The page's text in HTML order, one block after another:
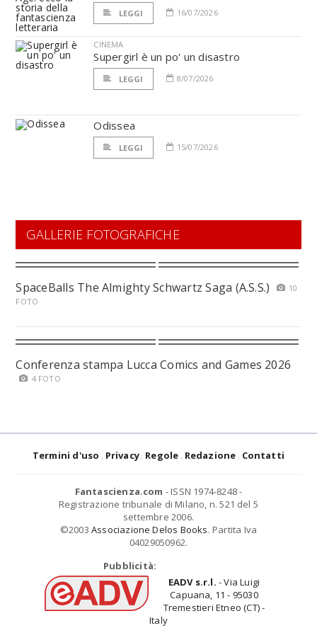
LEGGI 16/07/2026
CINEMA
Supergirl è un po' un disastro
LEGGI 8/07/2026
Odissea
LEGGI 15/07/2026
GALLERIE FOTOGRAFICHE
SpaceBalls The Almighty Schwartz Saga (A.S.S.)
10
FOTO
Conferenza stampa Lucca Comics and Games 2026
4 FOTO
Termini d'uso Privacy Regole Redazione Contatti
Fantascienza.com - ISSN 1974-8248 -
Registrazione tribunale di Milano, n. 521 del 5
settembre 2006.
©2003 Associazione Delos Books. Partita Iva
04029050962.
Pubblicità:
EADV s.r.l. - Via Luigi
Capuana, 11 - 95030
Tremestieri Etneo (CT) -
Italy